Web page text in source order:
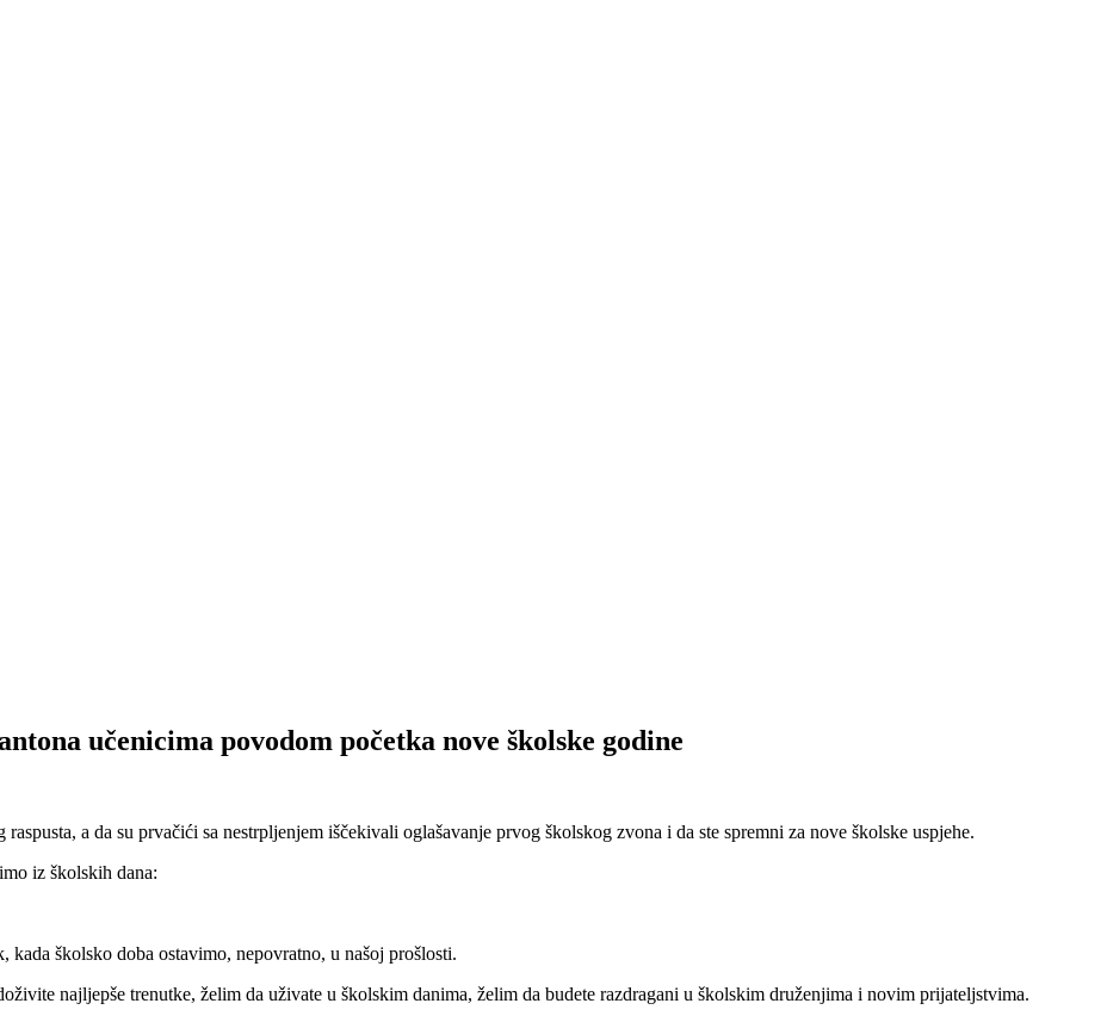
učenicima povodom početka nove školske godine
a da su prvačići sa nestrpljenjem iščekivali oglašavanje prvog školskog zvona i da ste spremni za nove školske uspjehe.
iz školskih dana:
školsko doba ostavimo, nepovratno, u našoj prošlosti.
najljepše trenutke, želim da uživate u školskim danima, želim da budete razdragani u školskim druženjima i novim prijateljstvima.